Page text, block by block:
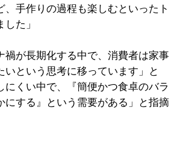
、手作りの過程も楽しむといったト
た」
禍が長期化する中で、消費者は家事
いという思考に移っています」と
にくい中で、『簡便かつ食卓のバラ
にする』という需要がある」と指摘